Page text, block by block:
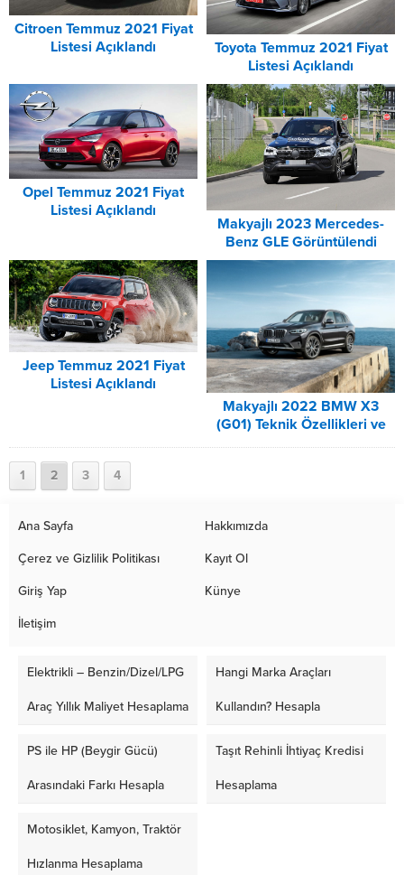
Citroen Temmuz 2021 Fiyat
Listesi Açıklandı
Toyota Temmuz 2021 Fiyat
Listesi Açıklandı
Opel Temmuz 2021 Fiyat
Listesi Açıklandı
Makyajlı 2023 Mercedes-
Benz GLE Görüntülendi
Jeep Temmuz 2021 Fiyat
Listesi Açıklandı
Makyajlı 2022 BMW X3
(G01) Teknik Özellikleri ve
1 2 3 4
Ana Sayfa Hakkımızda
Çerez ve Gizlilik Politikası Kayıt Ol
Giriş Yap Künye
İletişim
Elektrikli – Benzin/Dizel/LPG
Araç Yıllık Maliyet Hesaplama
Hangi Marka Araçları
Kullandın? Hesapla
PS ile HP (Beygir Gücü)
Arasındaki Farkı Hesapla
Taşıt Rehinli İhtiyaç Kredisi
Hesaplama
Motosiklet, Kamyon, Traktör
Hızlanma Hesaplama